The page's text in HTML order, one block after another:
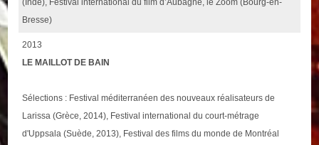
(Inde), Festival international du film d’Aubagne, le Zoom (Bourg-en-
Bresse)
2013
LE MAILLOT DE BAIN
Sélections : Festival méditerranéen des nouveaux réalisateurs de
Larissa (Grèce, 2014), Festival international du court-métrage
d'Uppsala (Suède, 2013), Festival des films du monde de Montréal